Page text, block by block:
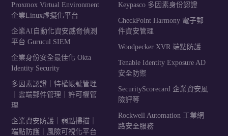
Proxmox Virtual Environment
企業Linux虛擬化平台
企業AI自動化資安威脅偵測
平台 Gurucul SIEM
企業身份安全最佳化 Okta
Identity Security
多因素認證｜特權帳號管理
｜雲端郵件管理｜許可權管
理
企業資安防護｜弱點掃描｜
端點防護｜風險可視化平台
Keypasco 多因素身份認證
CheckPoint Harmony 電子郵
件資安管理
Woodpecker XVR 端點防護
Tenable Identity Exposure AD
安全防禦
SecurityScorecard 企業資安風
險評等
Rockwell Automation 工業網
路安全服務